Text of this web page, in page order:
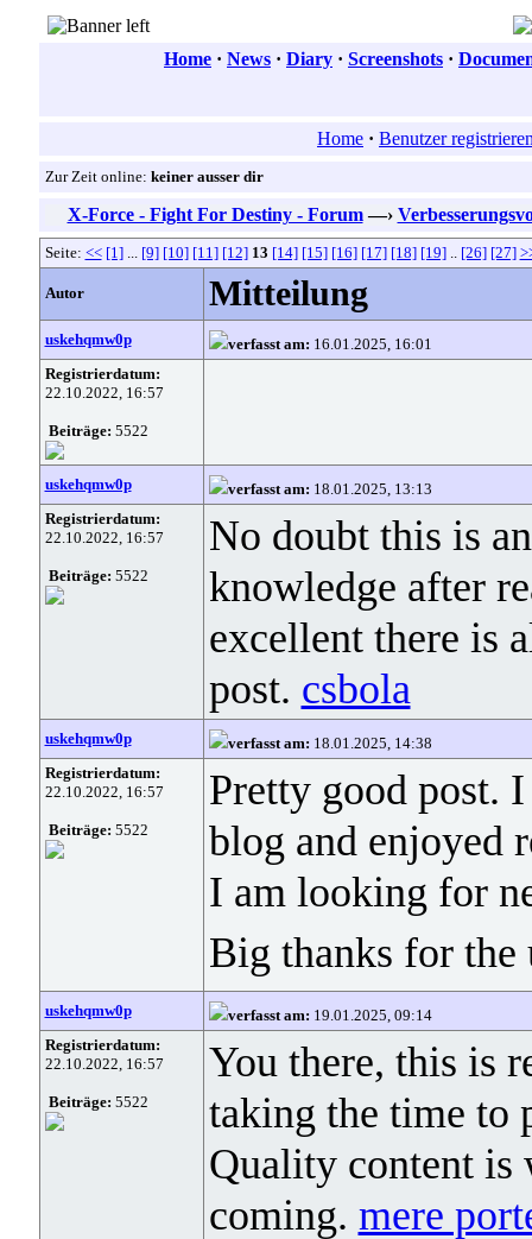
Home · News · Diary · Screenshots ·
Home · Benutzer
Zur Zeit online: keiner ausser dir
X-Force - Fight For Destiny - Forum —›
Seite: << [1]... [9] [10] [11] [12] 13 [14] [15] [16] [17] [18] [19].. [26] [27]
Autor Mitteilung
uskehqmw0p verfasst am: 16.01.2025, 16:01
Registrierdatum:
22.10.2022, 16:57
Beiträge: 5522
uskehqmw0p verfasst am: 18.01.2025, 13:13
Registrierdatum:
22.10.2022, 16:57
Beiträge: 5522
No doubt this is
knowledge after
excellent there is
post. csbola
uskehqmw0p verfasst am: 18.01.2025, 14:38
Registrierdatum:
22.10.2022, 16:57
Beiträge: 5522
Pretty good post.
blog and enjoyed
I am looking for
Big thanks for
uskehqmw0p verfasst am: 19.01.2025, 09:14
Registrierdatum:
22.10.2022, 16:57
Beiträge: 5522
You there, this is
taking the time to
Quality content is
coming. mere